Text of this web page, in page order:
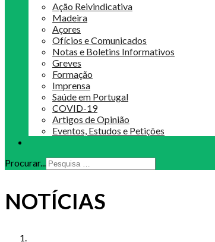
Ação Reivindicativa
Madeira
Açores
Ofícios e Comunicados
Notas e Boletins Informativos
Greves
Formação
Imprensa
Saúde em Portugal
COVID-19
Artigos de Opinião
Eventos, Estudos e Petições
Procurar...
NOTÍCIAS